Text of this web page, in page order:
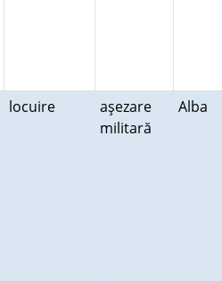
locuire
aşezare
militară
Alba